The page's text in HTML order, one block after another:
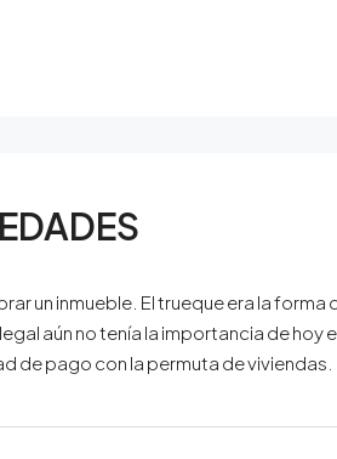
un inmueble. El trueque era la forma
aún no tenía la importancia de hoy
de pago con la permuta de viviendas.